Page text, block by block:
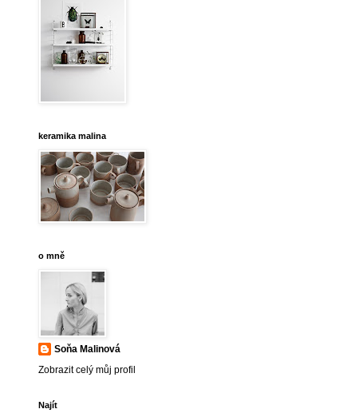
keramika malina
o mně
Soňa Malinová
Zobrazit celý můj profil
Najít